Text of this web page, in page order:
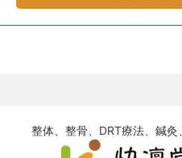
整体、整骨、DRT療法、鍼